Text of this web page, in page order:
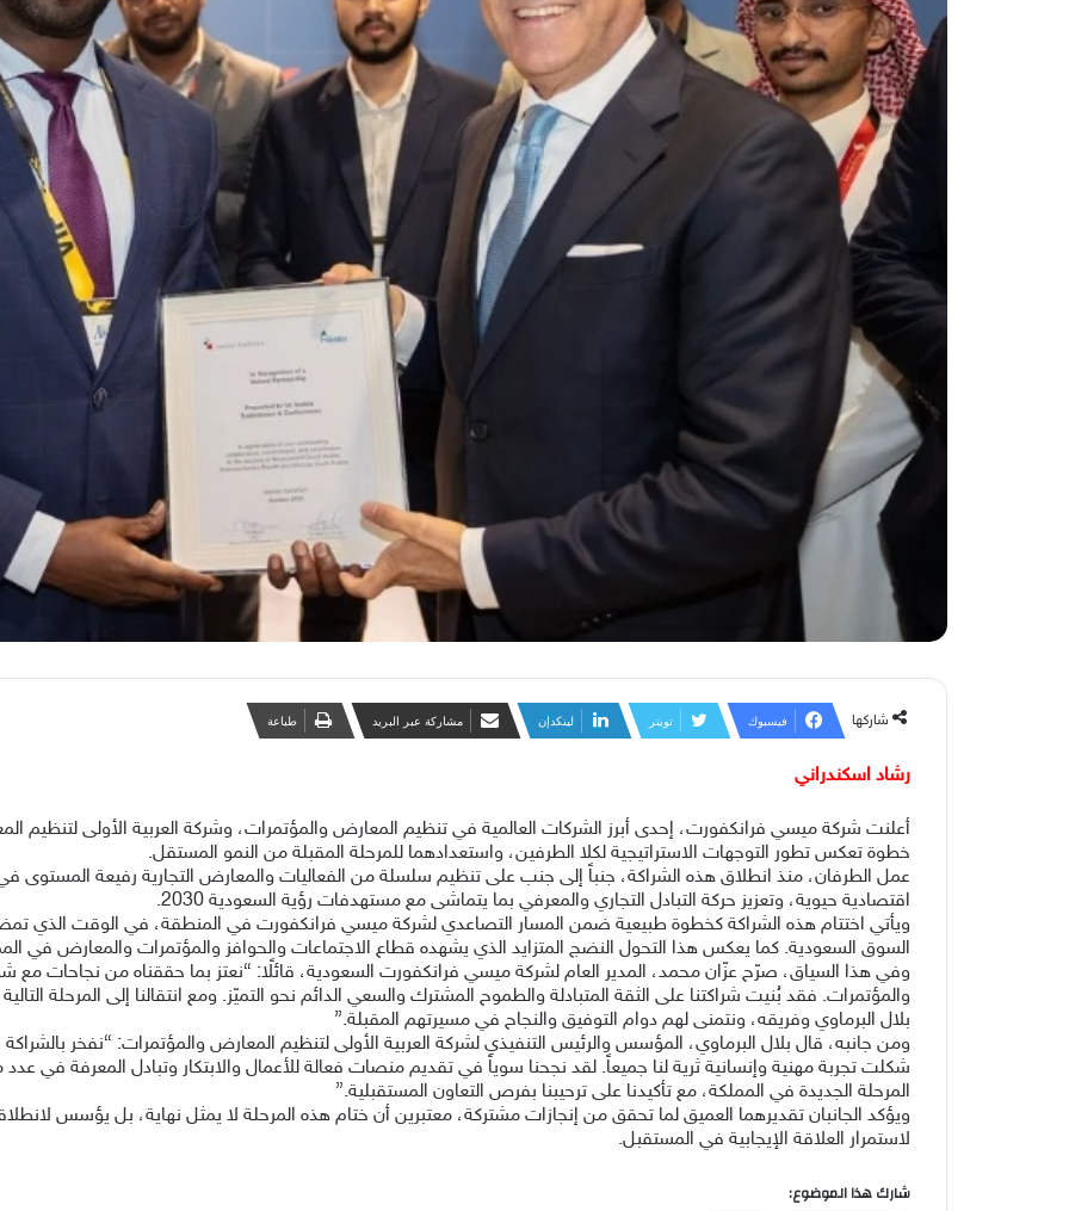
شاركها فيسبوك تويتر لينكدإن مشاركة عبر البريد طباعة
رشاد اسكندراني
أعلنت شركة ميسي فرانكفورت، إحدى أبرز الشركات العالمية في تنظيم المعارض والمؤتمرات، وشركة العربية الأولى لتنظيم
خطوة تعكس تطور التوجهات الاستراتيجية لكلا الطرفين، واستعدادهما للمرحلة المقبلة من النمو المستقل.
عمل الطرفان، منذ انطلاق هذه الشراكة، جنباً إلى جنب على تنظيم سلسلة من الفعاليات والمعارض التجارية رفيعة
اقتصادية حيوية، وتعزيز حركة التبادل التجاري والمعرفي بما يتماشى مع مستهدفات رؤية السعودية 2030.
ويأتي اختتام هذه الشراكة كخطوة طبيعية ضمن المسار التصاعدي لشركة ميسي فرانكفورت في المنطقة، في الوقت الذي
السوق السعودية. كما يعكس هذا التحول النضج المتزايد الذي يشهده قطاع الاجتماعات والحوافز والمؤتمرات والمعارض في
وفي هذا السياق، صرّح عزّان محمد، المدير العام لشركة ميسي فرانكفورت السعودية، قائلًا: “نعتز بما حققناه من نجاحات مع
والمؤتمرات. فقد بُنيت شراكتنا على الثقة المتبادلة والطموح المشترك والسعي الدائم نحو التميّز. ومع انتقالنا إلى المرحلة
بلال البرماوي وفريقه، ونتمنى لهم دوام التوفيق والنجاح في مسيرتهم المقبلة.”
ومن جانبه، قال بلال البرماوي، المؤسس والرئيس التنفيذي لشركة العربية الأولى لتنظيم المعارض والمؤتمرات: “نفخر
شكلت تجربة مهنية وإنسانية ثرية لنا جميعاً. لقد نجحنا سوياً في تقديم منصات فعالة للأعمال والابتكار وتبادل المعرفة في
المرحلة الجديدة في المملكة، مع تأكيدنا على ترحيبنا بفرص التعاون المستقبلية.”
ويؤكد الجانبان تقديرهما العميق لما تحقق من إنجازات مشتركة، معتبرين أن ختام هذه المرحلة لا يمثل نهاية، بل يؤسس لانطلاقة
لاستمرار العلاقة الإيجابية في المستقبل.
شارك هذا الموضوع: